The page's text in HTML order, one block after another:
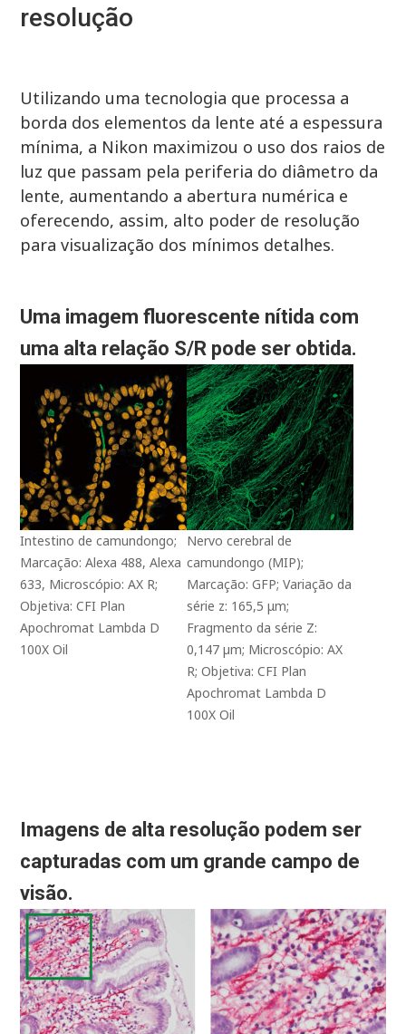
resolução
Utilizando uma tecnologia que processa a
borda dos elementos da lente até a espessura
mínima, a Nikon maximizou o uso dos raios de
luz que passam pela periferia do diâmetro da
lente, aumentando a abertura numérica e
oferecendo, assim, alto poder de resolução
para visualização dos mínimos detalhes.
Uma imagem fluorescente nítida com
uma alta relação S/R pode ser obtida.
Intestino de camundongo;
Marcação: Alexa 488, Alexa
633, Microscópio: AX R;
Objetiva: CFI Plan
Apochromat Lambda D
100X Oil
Nervo cerebral de
camundongo (MIP);
Marcação: GFP; Variação da
série z: 165,5 μm;
Fragmento da série Z:
0,147 µm; Microscópio: AX
R; Objetiva: CFI Plan
Apochromat Lambda D
100X Oil
Imagens de alta resolução podem ser
capturadas com um grande campo de
visão.